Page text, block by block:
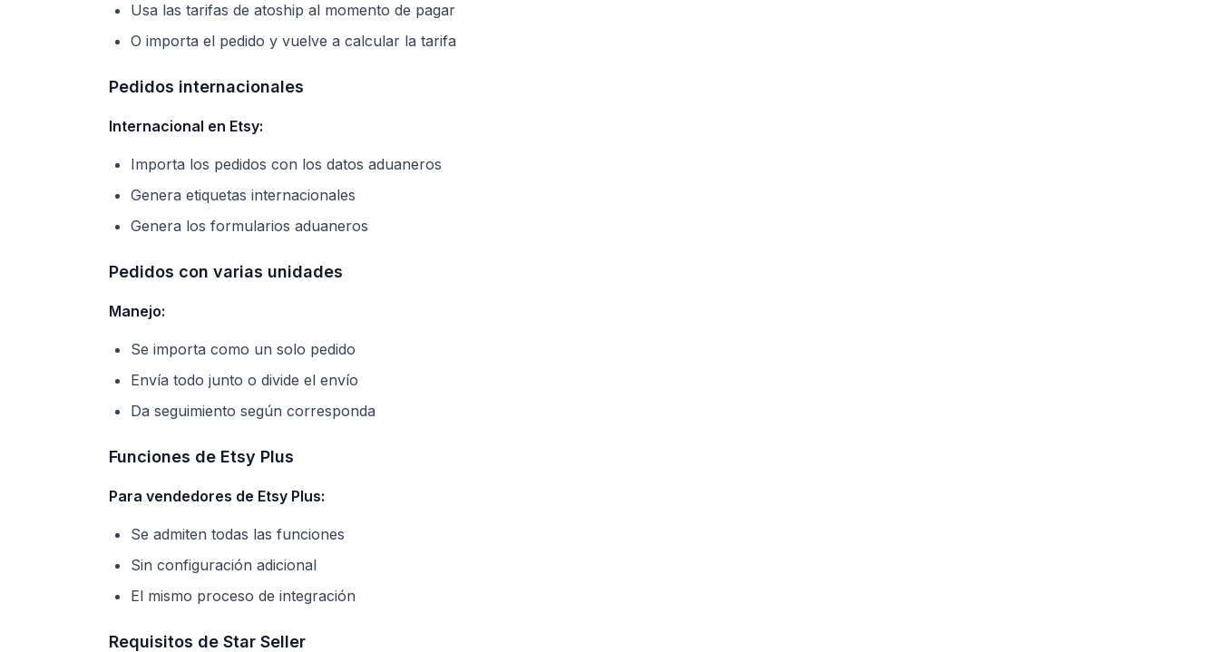
Usa las tarifas de atoship al momento de pagar
O importa el pedido y vuelve a calcular la tarifa
Pedidos internacionales
Internacional en Etsy:
Importa los pedidos con los datos aduaneros
Genera etiquetas internacionales
Genera los formularios aduaneros
Pedidos con varias unidades
Manejo:
Se importa como un solo pedido
Envía todo junto o divide el envío
Da seguimiento según corresponda
Funciones de Etsy Plus
Para vendedores de Etsy Plus:
Se admiten todas las funciones
Sin configuración adicional
El mismo proceso de integración
Requisitos de Star Seller